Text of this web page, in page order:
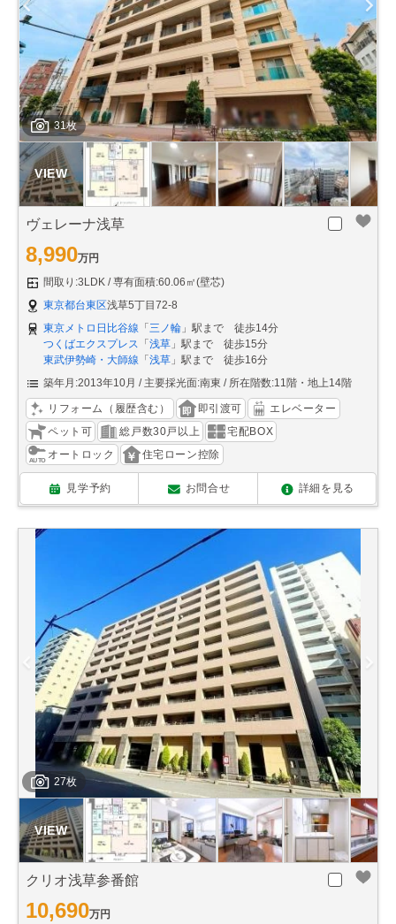
31枚
ヴェレーナ浅草
8,990万円
間取り:3LDK
専有面積:60.06㎡(壁芯)
東京都台東区浅草5丁目72-8
東京メトロ日比谷線 「三ノ輪 」駅まで 徒歩14分
つくばエクスプレス
「浅草 」駅まで 徒歩15分
東武伊勢崎・大師線 「浅草 」駅まで 徒歩16分
築年月:2013年10月
主要採光面:南東 所在階数:11階・地上14階
リフォーム（履歴含む） 即引渡可
エレベーター
ペット可
総戸数30戸以上
宅配BOX
オートロック
住宅ローン控除
見学予約 お問合せ 詳細を見る
27枚
クリオ浅草参番館
10,690万円